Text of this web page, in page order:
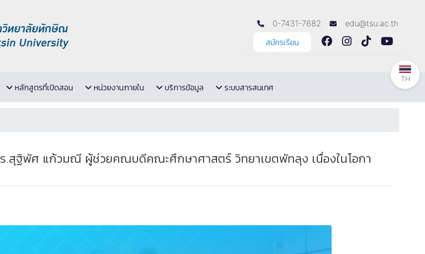
0-7431-7682
edu@tsu.ac.th
สมัครเรียน
หลักสูตรที่เปิดสอน หน่วยงานภายใน บริการข้อมูล ระบบสารสนเทศ
สุฐิพัศ แก้วมณี ผู้ช่วยคณบดีคณะศึกษาศาสตร์ วิทยาเขตพัทลุง เนื่องในโอกา
TH